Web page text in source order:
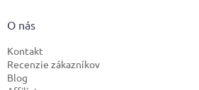
O nás
Kontakt
Recenzie zákazníkov
Blog